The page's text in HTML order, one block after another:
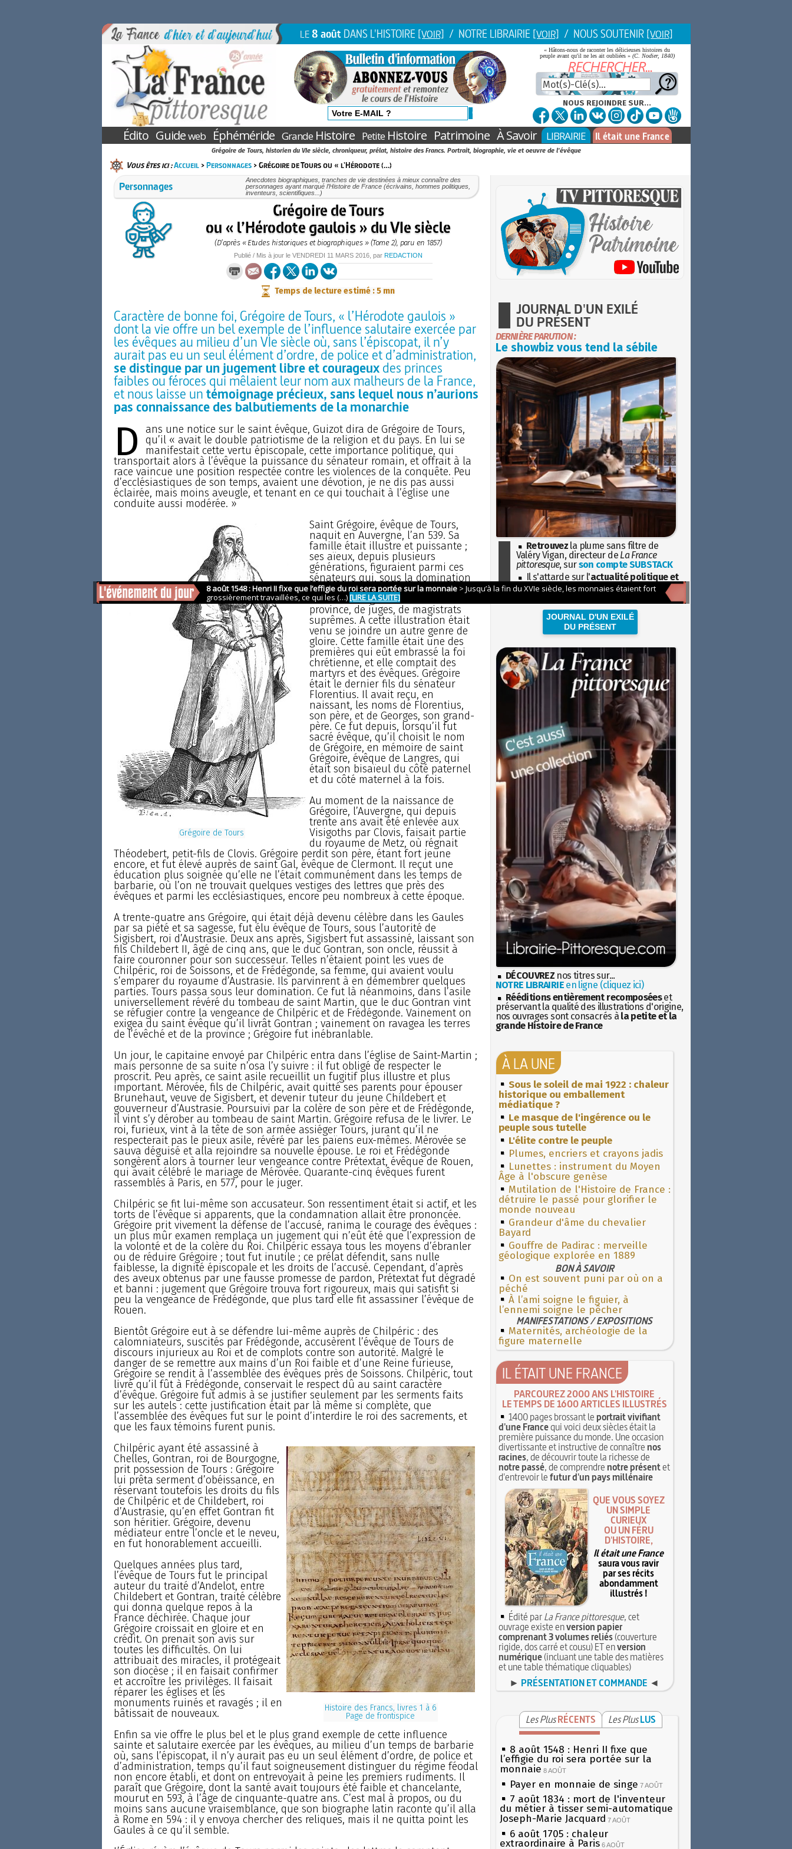
LE8 août DANS L'HISTOIRE [VOIR] / NOTRE LIBRAIRIE [VOIR] / NOUS SOUTENIR [VOIR]
« Hâtons-nous de raconter les délicieuses histoires du
peuple avant qu'il ne les ait oubliées » (C. Nodier, 1840)
NOUS REJOINDRE SUR...
Édito Guideweb Éphéméride GrandeHistoire PetiteHistoire Patrimoine À Savoir LIBRAIRIE Il était une France
Grégoire de Tours, historien du VIe siècle, chroniqueur, prélat, histoire des Francs. Portrait, biographie, vie et oeuvre de l'évêque
Vous êtes ici :Accueil>Personnages> Grégoire de Tours ou « l'Hérodote (…)
Personnages
Anecdotes biographiques, tranches de vie destinées à mieux connaître des
personnages ayant marqué l’Histoire de France (écrivains, hommes politiques,
inventeurs, scientifiques...)
Grégoire de Tours
ou « l’Hérodote gaulois » du VIe siècle
(D’après « Etudes historiques et biographiques » (Tome 2), paru en 1857)
Publié / Mis à jour le VENDREDI 11 MARS 2016 , par REDACTION
Temps de lecture estimé : 5 mn
Caractère de bonne foi, Grégoire de Tours, « l’Hérodote gaulois »
dont la vie offre un bel exemple de l’influence salutaire exercée par
les évêques au milieu d’un VIe siècle où, sans l’épiscopat, il n’y
aurait pas eu un seul élément d’ordre, de police et d’administration,
se distingue par un jugement libre et courageuxdes princes
faibles ou féroces qui mêlaient leur nom aux malheurs de la France,
et nous laisse untémoignage précieux, sans lequel nous n’aurions
pas connaissance des balbutiements de la monarchie
D
ans une notice sur le saint évêque, Guizot dira de Grégoire de Tours,
qu’il « avait le double patriotisme de la religion et du pays. En lui se
manifestait cette vertu épiscopale, cette importance politique, qui
transportait alors à l’évêque la puissance du sénateur romain, et offrait à la
race vaincue une position respectée contre les violences de la conquête. Peu
d’ecclésiastiques de son temps, avaient une dévotion, je ne dis pas aussi
éclairée, mais moins aveugle, et tenant en ce qui touchait à l’église une
conduite aussi modérée. »
Grégoire de Tours
Saint Grégoire, évêque de Tours,
naquit en Auvergne, l’an 539. Sa
famille était illustre et puissante ;
ses aïeux, depuis plusieurs
générations, figuraient parmi ces
sénateurs qui, sous la domination
romaine, exerçaient dans les Gaules
l’autorité de gouverneurs de
province, de juges, de magistrats
suprêmes. A cette illustration était
venu se joindre un autre genre de
gloire. Cette famille était une des
premières qui eût embrassé la foi
chrétienne, et elle comptait des
martyrs et des évêques. Grégoire
était le dernier fils du sénateur
Florentius. Il avait reçu, en
naissant, les noms de Florentius,
son père, et de Georges, son grand-
père. Ce fut depuis, lorsqu’il fut
sacré évêque, qu’il choisit le nom
de Grégoire, en mémoire de saint
Grégoire, évêque de Langres, qui
était son bisaïeul du côté paternel
et du côté maternel à la fois.
Au moment de la naissance de
Grégoire, l’Auvergne, qui depuis
trente ans avait été enlevée aux
Visigoths par Clovis, faisait partie
du royaume de Metz, où régnait
Théodebert, petit-fils de Clovis. Grégoire perdit son père, étant fort jeune
encore, et fut élevé auprès de saint Gal, évêque de Clermont. Il reçut une
éducation plus soignée qu’elle ne l’était communément dans les temps de
barbarie, où l’on ne trouvait quelques vestiges des lettres que près des
évêques et parmi les ecclésiastiques, encore peu nombreux à cette époque.
A trente-quatre ans Grégoire, qui était déjà devenu célèbre dans les Gaules
par sa piété et sa sagesse, fut élu évêque de Tours, sous l’autorité de
Sigisbert, roi d’Austrasie. Deux ans après, Sigisbert fut assassiné, laissant son
fils Childebert II, âgé de cinq ans, que le duc Gontran, son oncle, réussit à
faire couronner pour son successeur. Telles n’étaient point les vues de
Chilpéric, roi de Soissons, et de Frédégonde, sa femme, qui avaient voulu
s’emparer du royaume d’Austrasie. Ils parvinrent à en démembrer quelques
parties. Tours passa sous leur domination. Ce fut là néanmoins, dans l’asile
universellement révéré du tombeau de saint Martin, que le duc Gontran vint
se réfugier contre la vengeance de Chilpéric et de Frédégonde. Vainement on
exigea du saint évêque qu’il livrât Gontran ; vainement on ravagea les terres
de l’évêché et de la province ; Grégoire fut inébranlable.
Un jour, le capitaine envoyé par Chilpéric entra dans l’église de Saint-Martin ;
mais personne de sa suite n’osa l’y suivre : il fut obligé de respecter le
proscrit. Peu après, ce saint asile recueillit un fugitif plus illustre et plus
important. Mérovée, fils de Chilpéric, avait quitté ses parents pour épouser
Brunehaut, veuve de Sigisbert, et devenir tuteur du jeune Childebert et
gouverneur d’Austrasie. Poursuivi par la colère de son père et de Frédégonde,
il vint s’y dérober au tombeau de saint Martin. Grégoire refusa de le livrer. Le
roi, furieux, vint à la tête de son armée assiéger Tours, jurant qu’il ne
respecterait pas le pieux asile, révéré par les païens eux-mêmes. Mérovée se
sauva déguisé et alla rejoindre sa nouvelle épouse. Le roi et Frédégonde
songèrent alors à tourner leur vengeance contre Prétextat, évêque de Rouen,
qui avait célébré le mariage de Mérovée. Quarante-cinq évêques furent
rassemblés à Paris, en 577, pour le juger.
Chilpéric se fit lui-même son accusateur. Son ressentiment était si actif, et les
torts de l’évêque si apparents, que la condamnation allait être prononcée.
Grégoire prit vivement la défense de l’accusé, ranima le courage des évêques :
un plus mûr examen remplaça un jugement qui n’eût été que l’expression de
la volonté et de la colère du Roi. Chilpéric essaya tous les moyens d’ébranler
ou de réduire Grégoire ; tout fut inutile ; ce prélat défendit, sans nulle
faiblesse, la dignité épiscopale et les droits de l’accusé. Cependant, d’après
des aveux obtenus par une fausse promesse de pardon, Prétextat fut dégradé
et banni : jugement que Grégoire trouva fort rigoureux, mais qui satisfit si
peu la vengeance de Frédégonde, que plus tard elle fit assassiner l’évêque de
Rouen.
Bientôt Grégoire eut à se défendre lui-même auprès de Chilpéric : des
calomniateurs, suscités par Frédégonde, accusèrent l’évêque de Tours de
discours injurieux au Roi et de complots contre son autorité. Malgré le
danger de se remettre aux mains d’un Roi faible et d’une Reine furieuse,
Grégoire se rendit à l’assemblée des évêques près de Soissons. Chilpéric, tout
livré qu’il fût à Frédégonde, conservait le respect dû au saint caractère
d’évêque. Grégoire fut admis à se justifier seulement par les serments faits
sur les autels : cette justification était par là même si complète, que
l’assemblée des évêques fut sur le point d’interdire le roi des sacrements, et
que les faux témoins furent punis.
Histoire des Francs, livres 1 à 6
Page de frontispice
Chilpéric ayant été assassiné à
Chelles, Gontran, roi de Bourgogne,
prit possession de Tours : Grégoire
lui prêta serment d’obéissance, en
réservant toutefois les droits du fils
de Chilpéric et de Childebert, roi
d’Austrasie, qu’en effet Gontran fit
son héritier. Grégoire, devenu
médiateur entre l’oncle et le neveu,
en fut honorablement accueilli.
Quelques années plus tard,
l’évêque de Tours fut le principal
auteur du traité d’Andelot, entre
Childebert et Gontran, traité célèbre
qui donna quelque repos à la
France déchirée. Chaque jour
Grégoire croissait en gloire et en
crédit. On prenait son avis sur
toutes les difficultés. On lui
attribuait des miracles, il protégeait
son diocèse ; il en faisait confirmer
et accroître les privilèges. Il faisait
réparer les églises et les
monuments ruinés et ravagés ; il en
bâtissait de nouveaux.
Enfin sa vie offre le plus bel et le plus grand exemple de cette influence
sainte et salutaire exercée par les évêques, au milieu d’un temps de barbarie
où, sans l’épiscopat, il n’y aurait pas eu un seul élément d’ordre, de police et
d’administration, temps qu’il faut soigneusement distinguer du régime féodal
non encore établi, et dont on entrevoyait à peine les premiers rudiments. Il
paraît que Grégoire, dont la santé avait toujours été faible et chancelante,
mourut en 593, à l’âge de cinquante-quatre ans. C’est mal à propos, ou du
moins sans aucune vraisemblance, que son biographe latin raconte qu’il alla
à Rome en 594 : il y envoya chercher des reliques, mais il ne quitta point les
Gaules à ce qu’il semble.
JOURNAL D'UN EXILÉ
DU PRÉSENT
DERNIÈRE PARUTION :
Le showbiz vous tend la sébile
Retrouvez la plume sans filtre de
Valéry Vigan, directeur de La France
pittoresque, surson compte SUBSTACK
Il s'attarde sur l'actualité politique et
sociétaleavec la hauteur de vue de
JOURNAL D'UN EXILÉ
DU PRÉSENT
DÉCOUVREZ nos titres sur...
NOTRE LIBRAIRIEen ligne (cliquez ici)
Rééditions entièrement recomposéeset
préservant la qualité des illustrations d'origine,
nos ouvrages sont consacrés à la petite et la
grande Histoire de France
À LA UNE
Sous le soleil de mai 1922 : chaleur
historique ou emballement
médiatique ?
Le masque de l'ingérence ou le
peuple sous tutelle
L'élite contre le peuple
Plumes, encriers et crayons jadis
Lunettes : instrument du Moyen
Âge à l'obscure genèse
Mutilation de l'Histoire de France :
détruire le passé pour glorifier le
monde nouveau
Grandeur d'âme du chevalier
Bayard
Gouffre de Padirac : merveille
géologique explorée en 1889
BON À SAVOIR
On est souvent puni par où on a
péché
À l’ami soigne le figuier, à
l’ennemi soigne le pêcher
MANIFESTATIONS / EXPOSITIONS
Maternités, archéologie de la
figure maternelle
IL ÉTAIT UNE FRANCE
PARCOUREZ 2000 ANS L'HISTOIRE
LE TEMPS DE 1600 ARTICLES ILLUSTRÉS
1400 pages brossant leportrait vivifiant
d'une Francequi voici deux siècles était la
première puissance du monde. Une occasion
divertissante et instructive de connaîtrenos
racines, de découvrir toute la richesse de
notre passé, de comprendrenotre présentet
d'entrevoir lefutur d'un pays millénaire
QUE VOUS SOYEZ
UN SIMPLE
CURIEUX
OU UN FÉRU
D'HISTOIRE,
Il était une France
saura vous ravir
par ses récits
abondamment
illustrés !
Édité parLa France pittoresque, cet
ouvrage existe enversion papier
comprenant 3 volumes reliés(couverture
rigide, dos carré et cousu) ET enversion
numérique(incluant une table des matières
et une table thématique cliquables)
► PRÉSENTATION ET COMMANDE ◄
Les Plus RÉCENTS Les Plus LUS
8 août 1548 : Henri II fixe que
l’effigie du roi sera portée sur la
monnaie 8 AOÛT
Payer en monnaie de singe 7 AOÛT
7 août 1834 : mort de l'inventeur
du métier à tisser semi-automatique
Joseph-Marie Jacquard 7 AOÛT
6 août 1705 : chaleur
extraordinaire à Paris 6 AOÛT